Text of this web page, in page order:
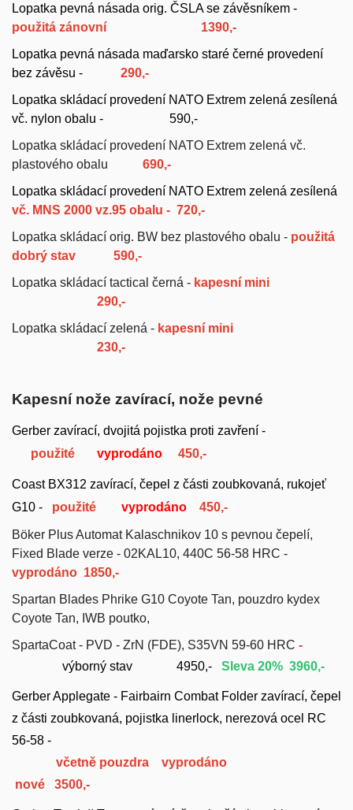
Lopatka pevná násada orig. ČSLA se závěsníkem -
použitá zánovní
1390,-
Lopatka pevná násada maďarsko staré černé provedení
bez závěsu - 290,-
Lopatka skládací provedení NATO Extrem zelená zesílená
vč. nylon obalu -
590,-
Lopatka skládací provedení NATO Extrem zelená vč.
plastového obalu
690,-
Lopatka skládací provedení NATO Extrem zelená zesílená
vč. MNS 2000 vz.95 obalu - 720,-
Lopatka skládací orig. BW bez plastového obalu - použitá
dobrý stav
590,-
Lopatka skládací tactical černá - kapesní mini
290,-
Lopatka skládací zelená - kapesní mini
230,-
Kapesní nože zavírací, nože pevné
Gerber zavírací, dvojitá pojistka proti zavření -
použité
vyprodáno 450,-
Coast BX312 zavírací, čepel z části zoubkovaná, rukojeť
G10 - použité vyprodáno 450,-
Böker Plus Automat Kalaschnikov 10 s pevnou čepelí,
Fixed Blade verze - 02KAL10, 440C 56-58 HRC -
vyprodáno 1850,-
Spartan Blades Phrike G10 Coyote Tan, pouzdro kydex
Coyote Tan, IWB poutko,
SpartaCoat - PVD - ZrN (FDE), S35VN 59-60 HRC -
výborný stav
4950,- Sleva 20% 3960,-
Gerber Applegate - Fairbairn Combat Folder zavírací, čepel
z části zoubkovaná, pojistka linerlock, nerezová ocel RC
56-58 -
včetně pouzdra vyprodáno
nové
3500,-